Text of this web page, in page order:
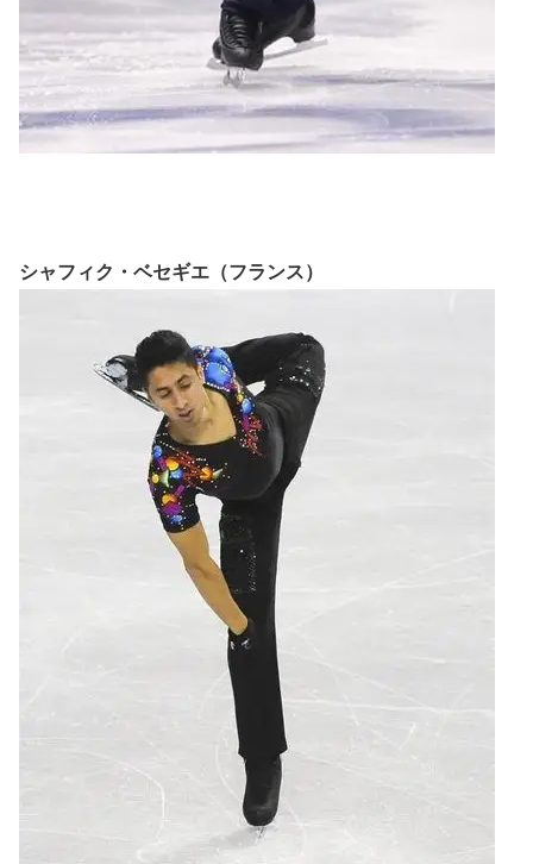
シャフィク・ベセギエ（フランス）